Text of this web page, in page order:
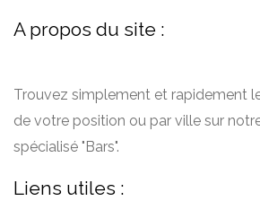
A propos du site :
Trouvez simplement et rapidement
de votre position ou par ville sur
spécialisé "Bars".
Liens utiles :